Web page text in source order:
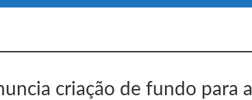
criação de fundo para a